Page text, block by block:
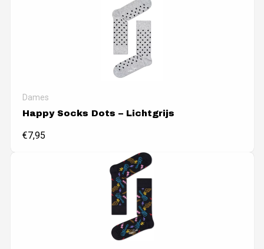
Dames
Happy Socks Dots – Lichtgrijs
€7,95